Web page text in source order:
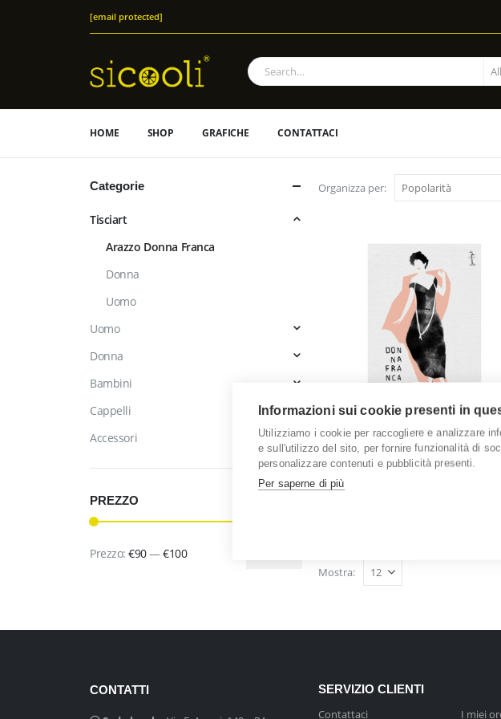
[email protected]
HOME SHOP GRAFICHE CONTATTACI
Organizza per:
Questo
prodotto
ha
possono
nella
prodotto
Arazzo Donna Franca
0out of 5
€92,00
Mostra:
Categorie
Tisciart
Arazzo Donna Franca
Donna
Uomo
Uomo
Donna
Bambini
Cappelli
Accessori
PREZZO
Prezzo:€90—€100
CONTATTI SERVIZIO CLIENTI
Contattaci I miei
Informazioni sui cookie presenti in
Utilizziamo i cookie per raccogliere e analizzare
e sull'utilizzo del sito, per fornire funzionalità di
personalizzare contenuti e pubblicità presenti.
Per saperne di più